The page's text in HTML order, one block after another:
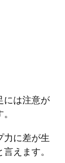
には注意が
力に差が生
えます。